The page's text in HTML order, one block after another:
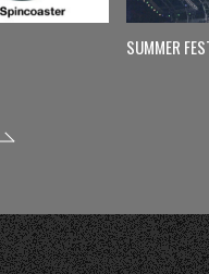
SUMMER